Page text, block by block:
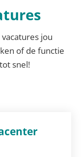
jou
of de functie
snel!